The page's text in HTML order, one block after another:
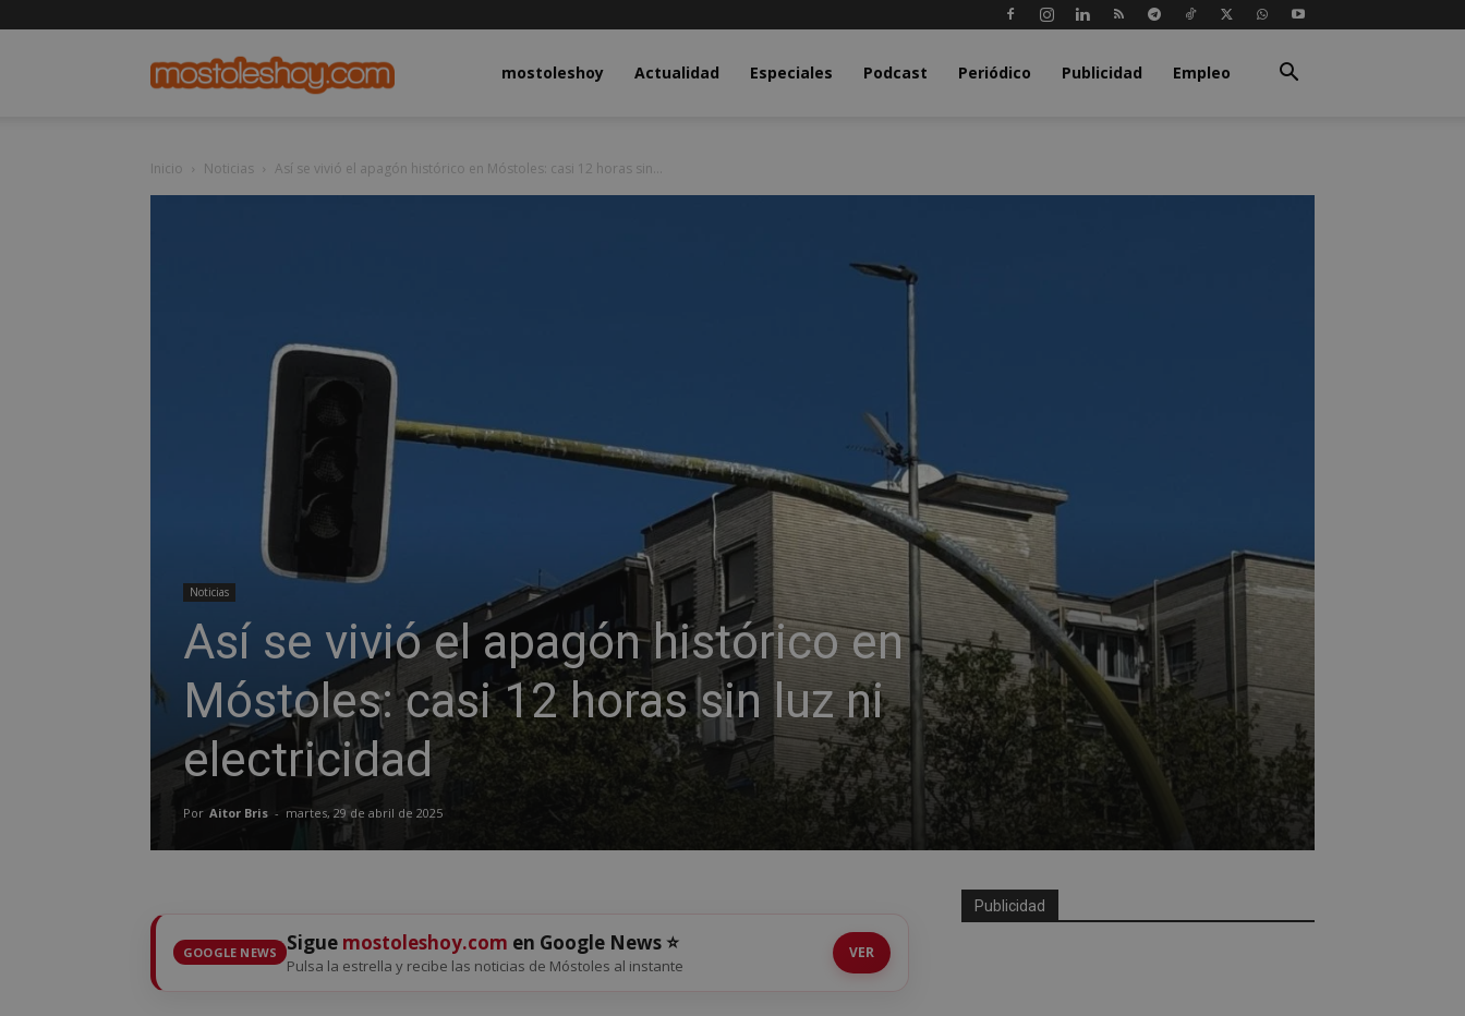
mostoleshoy.commostoleshoy Actualidad Especiales Podcast Periódico Publicidad Empleo
Inicio Noticias Así se vivió el apagón histórico en Móstoles: casi 12 horas sin...
Noticias
Así se vivió el apagón histórico en
Móstoles: casi 12 horas sin luz ni
electricidad
Por Aitor Bris - martes, 29 de abril de 2025
GOOGLE NEWS Sigue mostoleshoy.com en Google News ⭐
Pulsa la estrella y recibe las noticias de Móstoles al instante
VER
Publicidad